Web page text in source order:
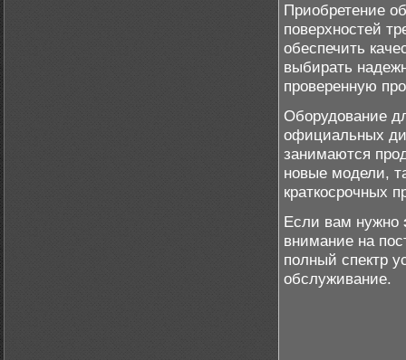
Приобретение
поверхностей
обеспечить
выбирать
проверенную
Оборудование
официальных
занимаются
новые модели,
краткосрочных
Если вам нужно
внимание на
полный спектр
обслуживание.